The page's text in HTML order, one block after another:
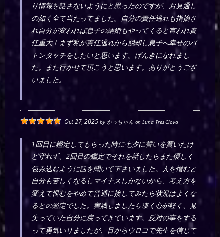
り情報を話さないようにと思ったのですが、お見通し
の如く全て当たってました。自分の責任逃れも指摘さ
れ自分が変われば息子の結婚もやってくると言われ責
任重大！まず私が責任逃れから脱却し息子へ幸せのバ
トンタッチをしたいと思います。げんきになれまし
た。また行かせて頂こうと思います。ありがとうござ
いました。
Oct 27, 2025 by かっちゃん onLuna Tres Clova
1回目に鑑定してもらった時に七夕に誓いを買いたけ
ど守れず、2回目の鑑定でそれを話したらまた優しく
包み込むように話を聞いて下さいました。人を憎むと
自分も苦しくなるしマイナスしかないから、考え方を
変えて恨むをやめて普通に接してみたら状況はよくな
るとの鑑定でした。実践しましたら凄く心が軽く、見
失っていた自分に戻ってきています。反対の事をする
って勇気いりましたが、目からウロコで先生を信じて